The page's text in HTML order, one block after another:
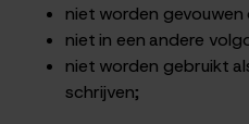
niet worden
niet in een andere
niet worden gebruikt
schrijven;